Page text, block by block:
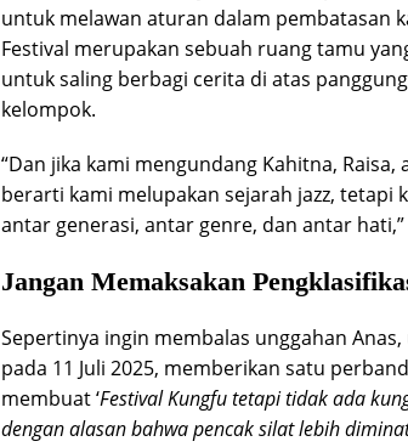
untuk melawan aturan dalam pembatasan
Festival merupakan sebuah ruang tamu
untuk saling berbagi cerita di atas
kelompok.
“Dan jika kami mengundang Kahitna,
berarti kami melupakan sejarah jazz,
antar generasi, antar genre, dan antar
Jangan Memaksakan
Sepertinya ingin membalas unggahan
pada 11 Juli 2025, memberikan satu
membuat ‘Festival Kungfu tetapi tidak ada
dengan alasan bahwa pencak silat lebih